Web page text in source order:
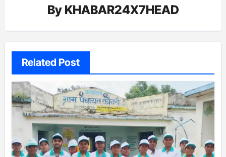
By KHABAR24X7HEAD
Related Post